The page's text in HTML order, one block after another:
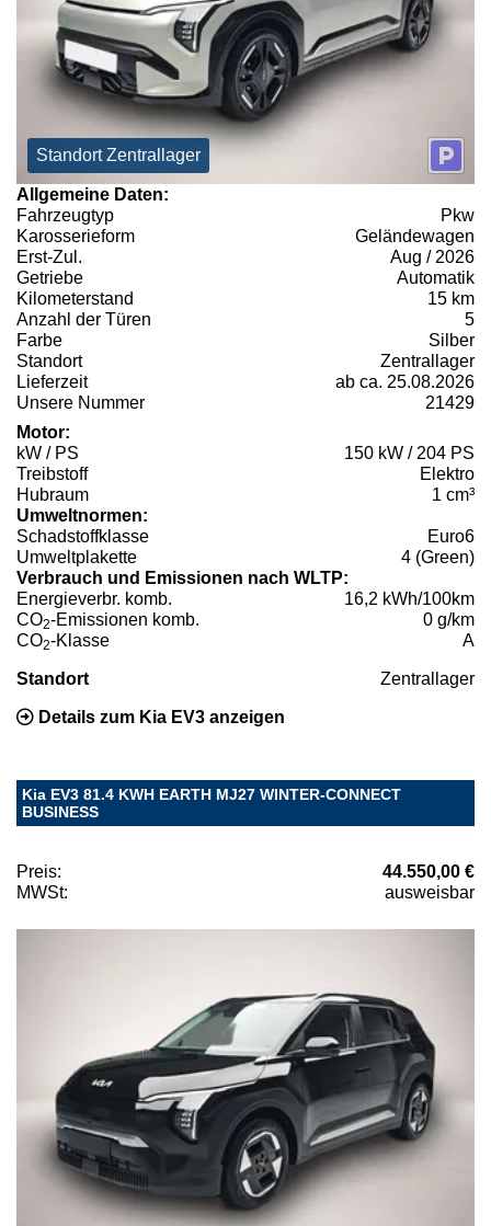
Standort Zentrallager
Allgemeine Daten:
Fahrzeugtyp
Pkw
Karosserieform
Geländewagen
Erst-Zul.
Aug / 2026
Getriebe
Automatik
Kilometerstand
15 km
Anzahl der Türen
5
Farbe
Silber
Standort
Zentrallager
Lieferzeit
ab ca. 25.08.2026
Unsere Nummer
21429
Motor:
kW / PS
150 kW / 204 PS
Treibstoff
Elektro
Hubraum
1 cm³
Umweltnormen:
Schadstoffklasse
Euro6
Umweltplakette
4 (Green)
Verbrauch und Emissionen nach WLTP:
Energieverbr. komb.
16,2 kWh/100km
CO2-Emissionen komb.
0 g/km
CO2-Klasse A
Standort Zentrallager
Details zum Kia EV3 anzeigen
Kia EV3 81.4 KWH EARTH MJ27 WINTER-CONNECT
BUSINESS
Preis:
44.550,00 €
MWSt:
ausweisbar